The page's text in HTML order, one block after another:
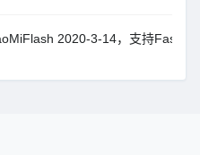
2020-3-14，支持